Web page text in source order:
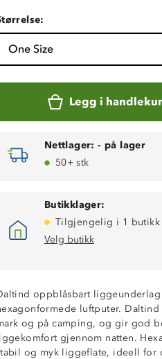
One Size
Legg i
Nettlager: - på lager
50+ stk
Butikklager:
Tilgjengelig i 1 butikk
Velg butikk
oppblåsbart
luftputer.
og på camping, og gir god
gjennom natten.
og myk liggeflate, ideell for